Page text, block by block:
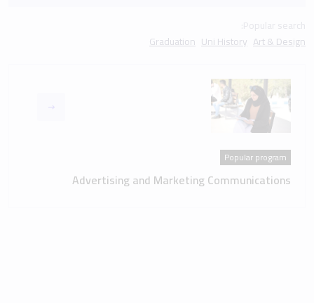
Art & Design
Uni History
Graduation
Popular program
Advertising and Marketing Communications